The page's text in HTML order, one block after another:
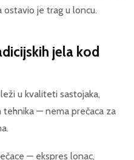
ostavio je trag u loncu.
jela kod
u kvaliteti sastojaka,
— nema prečaca za
— ekspres lonac,